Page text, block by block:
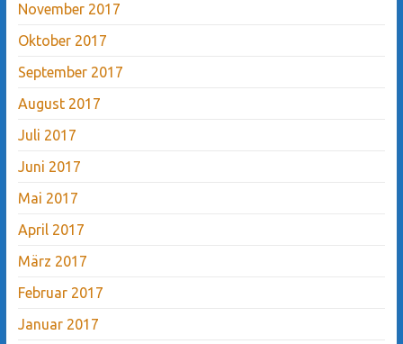
November 2017
Oktober 2017
September 2017
August 2017
Juli 2017
Juni 2017
Mai 2017
April 2017
März 2017
Februar 2017
Januar 2017